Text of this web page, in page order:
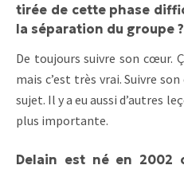
tirée de cette phase
la séparation du groupe ?
De toujours suivre son cœur.
mais c’est très vrai. Suivre
sujet. Il y a eu aussi d’autres
plus importante.
Delain est né en 2002